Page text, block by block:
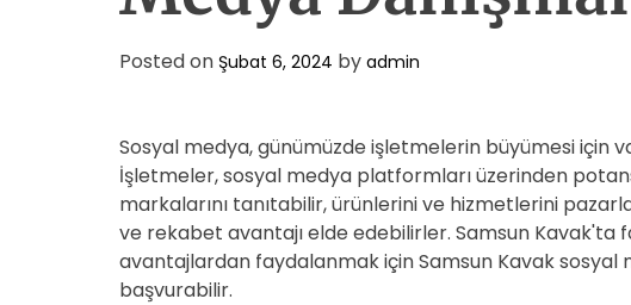
Posted on Şubat 6, 2024 by admin
Sosyal medya, günümüzde işletmelerin büyümesi için
İşletmeler, sosyal medya platformları üzerinden
markalarını tanıtabilir, ürünlerini ve hizmetlerini
ve rekabet avantajı elde edebilirler. Samsun
avantajlardan faydalanmak için Samsun Kavak sosyal
başvurabilir.